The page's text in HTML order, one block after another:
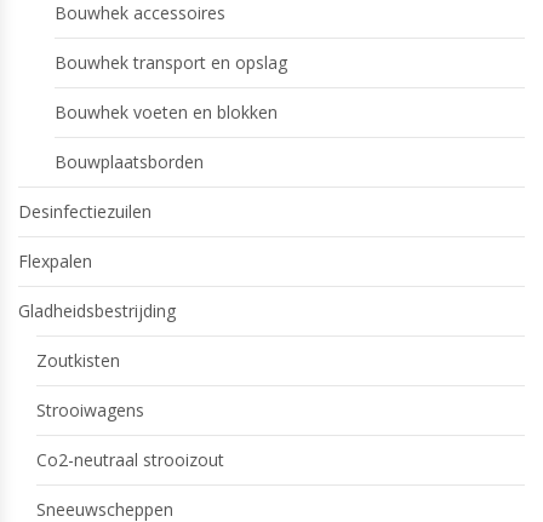
Bouwhek accessoires
Bouwhek transport en opslag
Bouwhek voeten en blokken
Bouwplaatsborden
Desinfectiezuilen
Flexpalen
Gladheidsbestrijding
Zoutkisten
Strooiwagens
Co2-neutraal strooizout
Sneeuwscheppen